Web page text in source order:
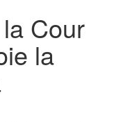
Cour
la